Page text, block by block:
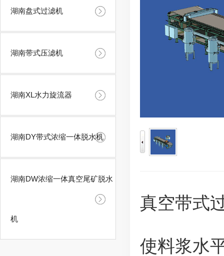
湖南盘式过滤机
湖南带式压滤机
湖南XL水力旋流器
湖南DY带式浓缩一体脱水机
湖南DW浓缩一体真空尾矿脱水
机
真空带式
使料浆水